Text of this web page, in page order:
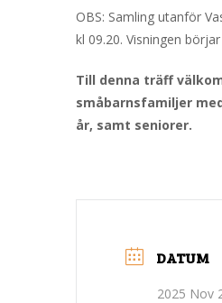
OBS: Samling utanför
kl 09.20. Visningen
Till denna träff
småbarnsfamiljer
år, samt seniorer.
DATUM
2025 Nov